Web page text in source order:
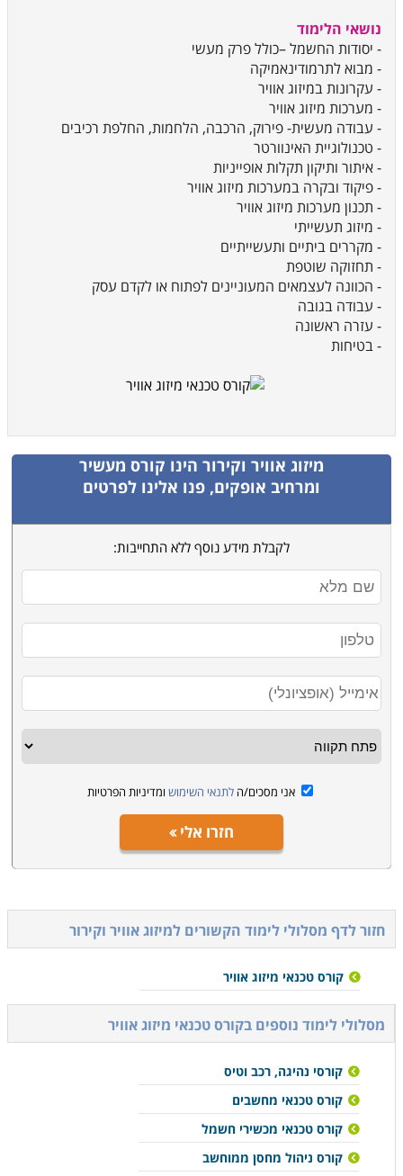
נושאי הלימוד
- יסודות החשמל –כולל פרק מעשי
- מבוא לתרמודינאמיקה
- עקרונות במיזוג אוויר
- מערכות מיזוג אוויר
- עבודה מעשית- פירוק, הרכבה, הלחמות, החלפת רכיבים
- טכנולוגיית האינוורטר
- איתור ותיקון תקלות אופייניות
- פיקוד ובקרה במערכות מיזוג אוויר
- תכנון מערכות מיזוג אוויר
- מיזוג תעשייתי
- מקררים ביתיים ותעשייתיים
- תחזוקה שוטפת
- הכוונה לעצמאים המעוניינים לפתוח או לקדם עסק
- עבודה בגובה
- עזרה ראשונה
- בטיחות
מיזוג אוויר וקירור הינו קורס מעשיר
ומרחיב אופקים, פנו אלינו לפרטים
לקבלת מידע נוסף ללא התחייבות:
אני מסכים/ה לתנאי השימוש ומדיניות הפרטיות
חזרו אלי
חזור לדף מסלולי לימוד הקשורים למיזוג אוויר וקירור
קורס טכנאי מיזוג אוויר
מסלולי לימוד נוספים בקורס טכנאי מיזוג אוויר
קורסי נהיגה, רכב וטיס
קורס טכנאי מחשבים
קורס טכנאי מכשירי חשמל
קורס ניהול מחסן ממוחשב